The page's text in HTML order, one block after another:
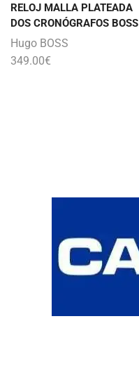
RELOJ MALLA PLATEADA
DOS CRONÓGRAFOS BOSS
Hugo BOSS
349.00€